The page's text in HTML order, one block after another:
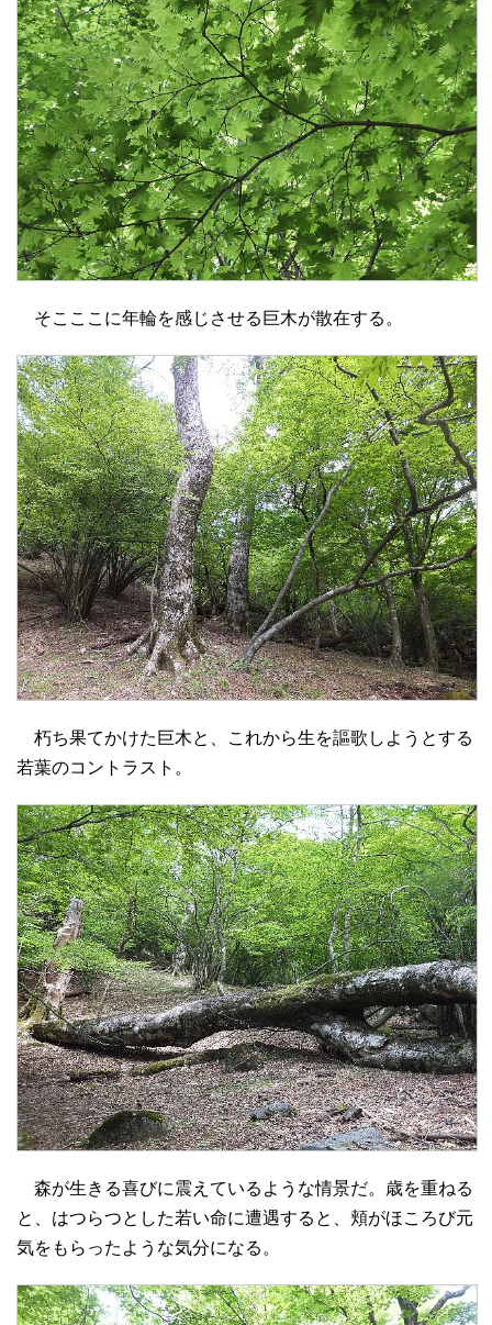
そこここに年輪を感じさせる巨木が散在する。
朽ち果てかけた巨木と、これから生を謳歌しようとする
若葉のコントラスト。
森が生きる喜びに震えているような情景だ。歳を重ねる
と、はつらつとした若い命に遭遇すると、頬がほころび元
気をもらったような気分になる。